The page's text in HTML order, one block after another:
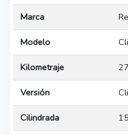
Marca
Modelo
Kilometraje
Versión
Cilindrada